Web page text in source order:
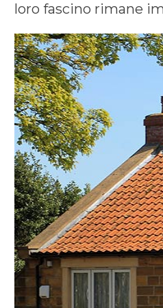
loro fascino rimane